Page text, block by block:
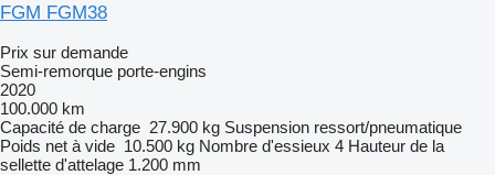
FGM FGM38
Prix sur demande
Semi-remorque porte-engins
2020
100.000 km
Capacité de charge 27.900 kg Suspension ressort/pneumatique
Poids net à vide 10.500 kg Nombre d'essieux 4 Hauteur de la
sellette d'attelage 1.200 mm